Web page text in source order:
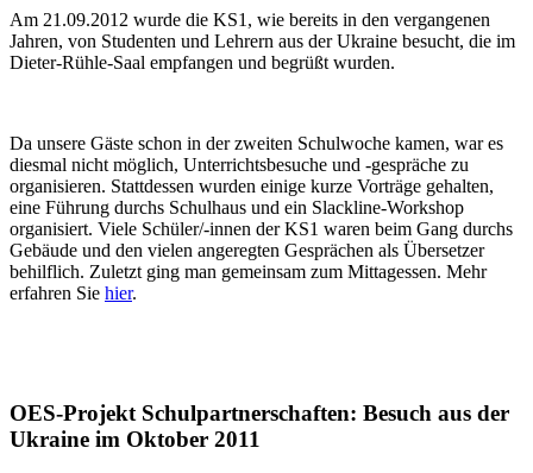
Am 21.09.2012 wurde die KS1, wie bereits in den vergangenen
Jahren, von Studenten und Lehrern aus der Ukraine besucht, die im
Dieter-Rühle-Saal empfangen und begrüßt wurden.
Da unsere Gäste schon in der zweiten Schulwoche kamen, war es
diesmal nicht möglich, Unterrichtsbesuche und -gespräche zu
organisieren. Stattdessen wurden einige kurze Vorträge gehalten,
eine Führung durchs Schulhaus und ein Slackline-Workshop
organisiert. Viele Schüler/-innen der KS1 waren beim Gang durchs
Gebäude und den vielen angeregten Gesprächen als Übersetzer
behilflich. Zuletzt ging man gemeinsam zum Mittagessen. Mehr
erfahren Sie hier.
OES-Projekt Schulpartnerschaften: Besuch aus der
Ukraine im Oktober 2011